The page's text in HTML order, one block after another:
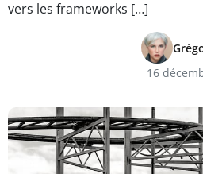
vers les frameworks […]
16